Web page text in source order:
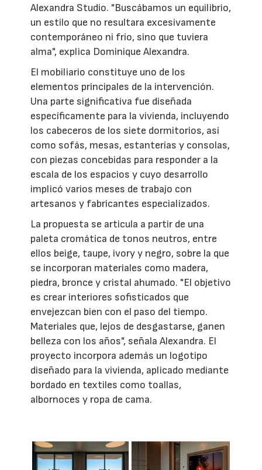
Alexandra Studio. "Buscábamos un equilibrio,
un estilo que no resultara excesivamente
contemporáneo ni frío, sino que tuviera
alma", explica Dominique Alexandra.
El mobiliario constituye uno de los
elementos principales de la intervención.
Una parte significativa fue diseñada
específicamente para la vivienda, incluyendo
los cabeceros de los siete dormitorios, así
como sofás, mesas, estanterías y consolas,
con piezas concebidas para responder a la
escala de los espacios y cuyo desarrollo
implicó varios meses de trabajo con
artesanos y fabricantes especializados.
La propuesta se articula a partir de una
paleta cromática de tonos neutros, entre
ellos beige, taupe, ivory y negro, sobre la que
se incorporan materiales como madera,
piedra, bronce y cristal ahumado. "El objetivo
es crear interiores sofisticados que
envejezcan bien con el paso del tiempo.
Materiales que, lejos de desgastarse, ganen
belleza con los años", señala Alexandra. El
proyecto incorpora además un logotipo
diseñado para la vivienda, aplicado mediante
bordado en textiles como toallas,
albornoces y ropa de cama.